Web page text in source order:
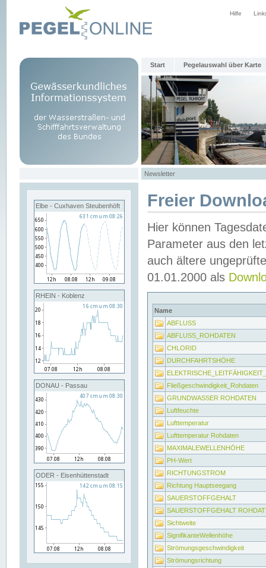
Hilfe
Start Pegelauswahl über Karte
Newsletter
Elbe - Cuxhaven Steubenhöft
RHEIN - Koblenz
DONAU - Passau
ODER - Eisenhüttenstadt
Freier
Hier können
Parameter aus den
auch ältere
01.01.2000 als
Name
ABFLUSS
ABFLUSS_ROHDATEN
CHLORID
DURCHFAHRTSHÖHE
Fließgeschwindigkeit_Rohdaten
GRUNDWASSER ROHDATEN
Luftfeuchte
Lufttemperatur
Lufttemperatur Rohdaten
MAXIMALEWELLENHÖHE
PH-Wert
RICHTUNGSTROM
Richtung Hauptseegang
SAUERSTOFFGEHALT
SAUERSTOFFGEHALT
Sichtweite
SignifikanteWellenhöhe
Strömungsgeschwindigkeit
Strömungsrichtung